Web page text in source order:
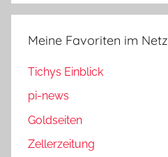
Meine Favoriten im Netz
Tichys Einblick
pi-news
Goldseiten
Zellerzeitung